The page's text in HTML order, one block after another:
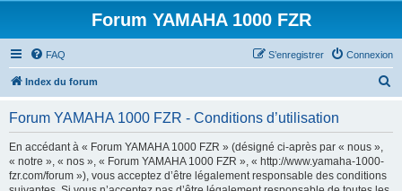
Forum YAMAHA 1000 FZR
FAQ Connexion
S’enregistrer
Index du forum
Forum YAMAHA 1000 FZR - Conditions d’utilisation
En accédant à « Forum YAMAHA 1000 FZR » (désigné ci-après par « nous »,
« notre », « nos », « Forum YAMAHA 1000 FZR », « http://www.yamaha-1000-
fzr.com/forum »), vous acceptez d’être légalement responsable des conditions